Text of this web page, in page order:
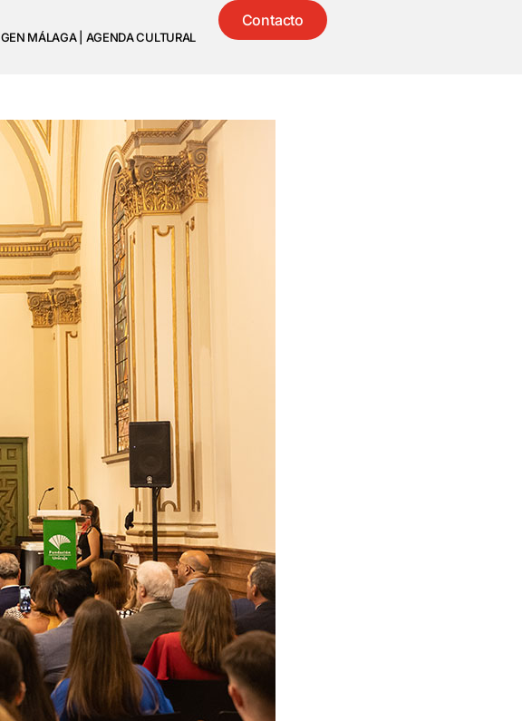
GEN MÁLAGA | AGENDA CULTURAL
Contacto